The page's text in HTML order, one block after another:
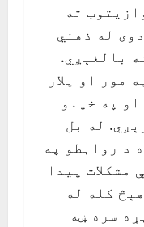
ته
له ذهني
بالغېږي.
مور او پلار
په خپلو
له بل
د روابطو په
مشکلات پیدا
کله له
سره ښه